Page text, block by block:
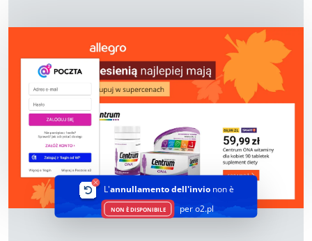
L'annullamento dell'invionon è
NON È DISPONIBILE per o2.pl